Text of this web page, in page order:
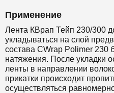
Применение
Лента КВрап Тейп 230/300
укладываться на слой
состава CWrap Polimer 230
натяжения. После укладки
ленты в направлении
прикатки происходит
осуществляться